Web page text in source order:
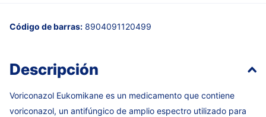
Código de barras: 8904091120499
Descripción
Voriconazol Eukomikane es un medicamento que contiene
voriconazol, un antifúngico de amplio espectro utilizado para